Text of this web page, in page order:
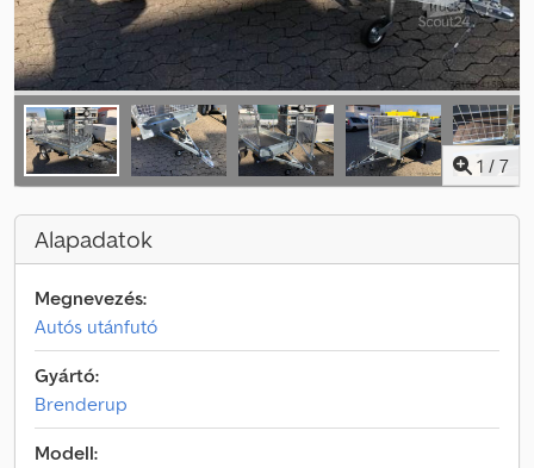
1 / 7
Alapadatok
Megnevezés:
Autós utánfutó
Gyártó:
Brenderup
Modell: